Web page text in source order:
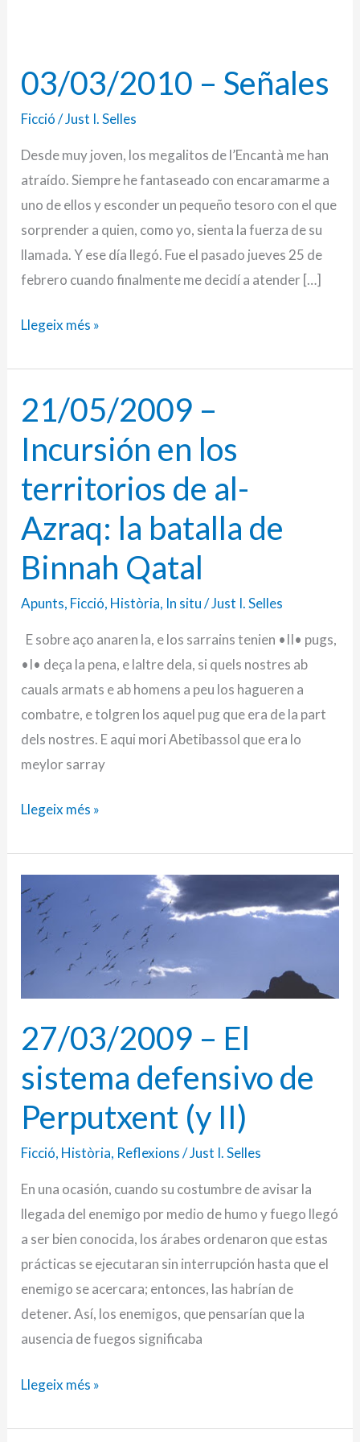
03/03/2010 – Señales
Ficció/Just I. Selles
Desde muy joven, los megalitos de l’Encantà me han
atraído. Siempre he fantaseado con encaramarme a
uno de ellos y esconder un pequeño tesoro con el que
sorprender a quien, como yo, sienta la fuerza de su
llamada. Y ese día llegó. Fue el pasado jueves 25 de
febrero cuando finalmente me decidí a atender […]
03/03/2010
–
Señales
Llegeix més »
21/05/2009 –
Incursión en los
territorios de al-
Azraq: la batalla de
Binnah Qatal
Apunts, Ficció, Història, In situ/Just I. Selles
E sobre aço anaren la, e los sarrains tenien •II• pugs,
•I• deça la pena, e laltre dela, si quels nostres ab
cauals armats e ab homens a peu los hagueren a
combatre, e tolgren los aquel pug que era de la part
dels nostres. E aqui mori Abetibassol que era lo
meylor sarray
21/05/2009
–
Incursión
en
los
territorios
al-
Azraq:
Llegeix més »
27/03/2009 – El
sistema defensivo de
Perputxent (y II)
Ficció, Història, Reflexions/Just I. Selles
En una ocasión, cuando su costumbre de avisar la
llegada del enemigo por medio de humo y fuego llegó
a ser bien conocida, los árabes ordenaron que estas
prácticas se ejecutaran sin interrupción hasta que el
enemigo se acercara; entonces, las habrían de
detener. Así, los enemigos, que pensarían que la
ausencia de fuegos significaba
27/03/2009
–
Perputxent
II)
Llegeix més »